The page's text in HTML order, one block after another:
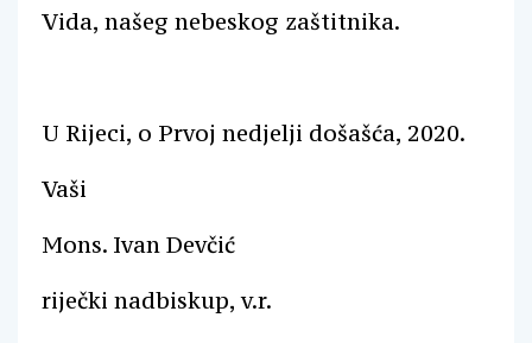
Vida, našeg nebeskog zaštitnika.
U Rijeci, o Prvoj nedjelji došašća, 2020.
Vaši
Mons. Ivan Devčić
riječki nadbiskup, v.r.